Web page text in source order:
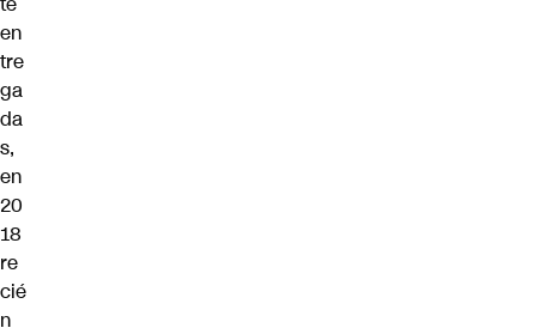
en
tre
ga
da
s,
en
20
18
re
cié
n